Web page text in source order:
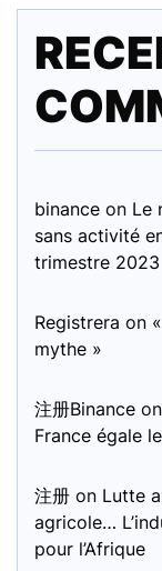
binance on Le
sans activité
trimestre 2023
Registrera on
mythe »
注册Binance on
France égale
注册 on Lutte
agricole…
pour l’Afrique